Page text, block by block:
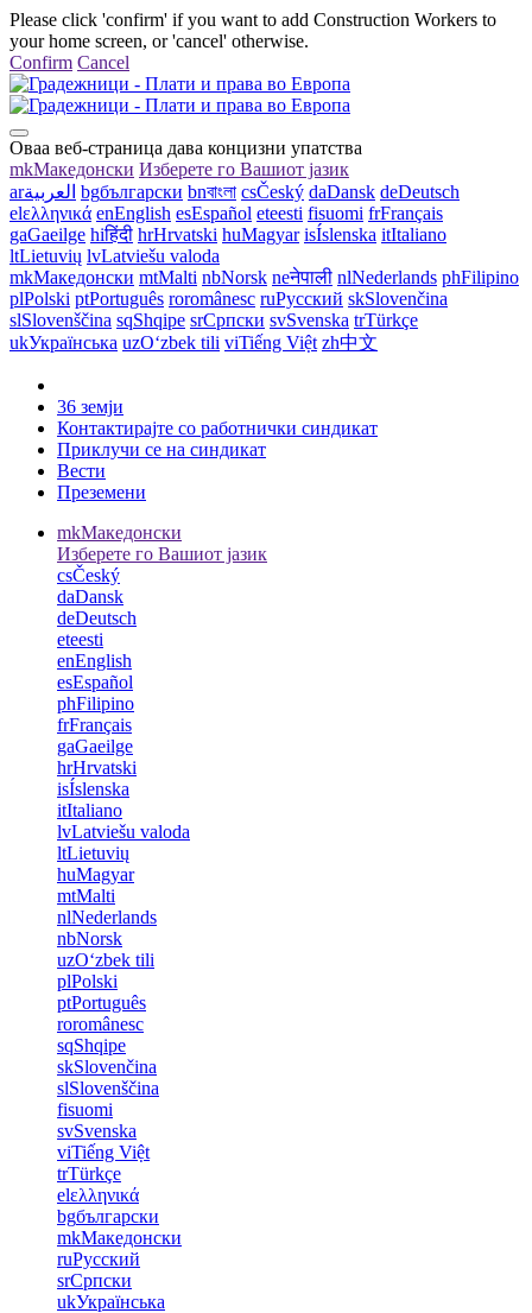
Please click 'confirm' if you want to add Construction Workers to
your home screen, or 'cancel' otherwise.
Confirm Cancel
Оваа веб-страница дава концизни упатства
mkМакедонски Изберете го Вашиот јазик
arالعربية bgбългарски bnবাংলা csČeský daDansk deDeutsch
elελληνικά enEnglish esEspañol eteesti fisuomi frFrançais
gaGaeilge hiहिंदी hrHrvatski huMagyar isÍslenska itItaliano
ltLietuvių lvLatviešu valoda
mkМакедонски mtMalti nbNorsk neनेपाली nlNederlands phFilipino
plPolski ptPortuguês roromânesc ruРусский skSlovenčina
slSlovenščina sqShqipe srСрпски svSvenska trTürkçe
ukУкраїнська uzOʻzbek tili viTiếng Việt zh中文
36 земји
Контактирајте со работнички синдикат
Приклучи се на синдикат
Вести
Преземени
mkМакедонски
Изберете го Вашиот јазик
csČeský
daDansk
deDeutsch
eteesti
enEnglish
esEspañol
phFilipino
frFrançais
gaGaeilge
hrHrvatski
isÍslenska
itItaliano
lvLatviešu valoda
ltLietuvių
huMagyar
mtMalti
nlNederlands
nbNorsk
uzOʻzbek tili
plPolski
ptPortuguês
roromânesc
sqShqipe
skSlovenčina
slSlovenščina
fisuomi
svSvenska
viTiếng Việt
trTürkçe
elελληνικά
bgбългарски
mkМакедонски
ruРусский
srСрпски
ukУкраїнська